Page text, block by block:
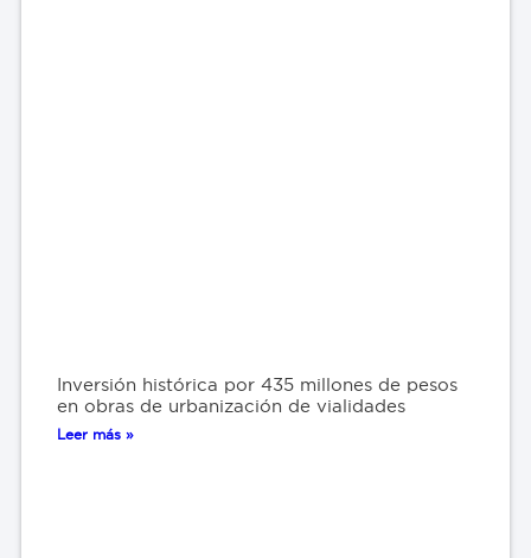
Inversión histórica por 435 millones de pesos
en obras de urbanización de vialidades
Leer más »